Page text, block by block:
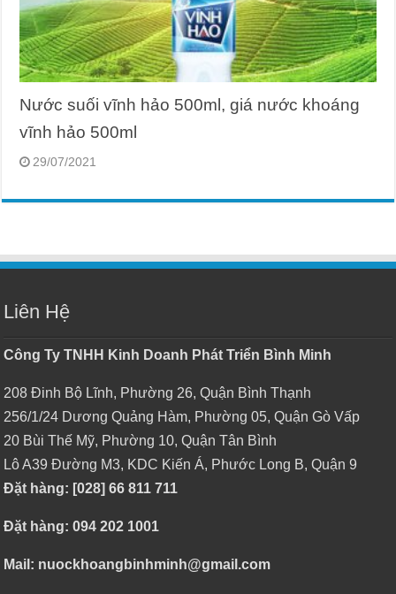
Nước suối vĩnh hảo 500ml, giá nước khoáng
vĩnh hảo 500ml
29/07/2021
Liên Hệ
Công Ty TNHH Kinh Doanh Phát Triển Bình Minh
208 Đinh Bộ Lĩnh, Phường 26, Quận Bình Thạnh
256/1/24 Dương Quảng Hàm, Phường 05, Quận Gò Vấp
20 Bùi Thế Mỹ, Phường 10, Quận Tân Bình
Lô A39 Đường M3, KDC Kiến Á, Phước Long B, Quận 9
Đặt hàng: [028] 66 811 711
Đặt hàng: 094 202 1001
Mail: nuockhoangbinhminh@gmail.com